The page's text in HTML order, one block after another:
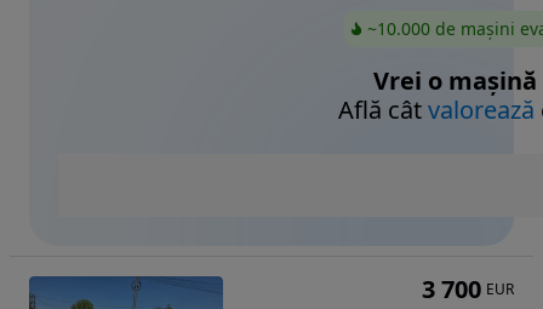
~10.000 de mașini
Vrei o mașină
Află câtvalorează
3 700 EUR